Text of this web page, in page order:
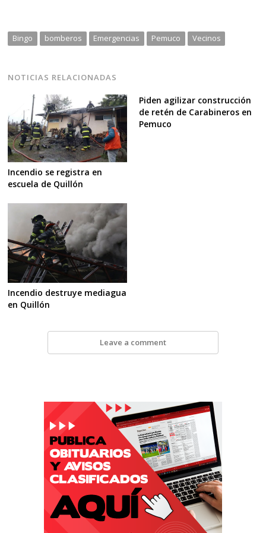
Bingo bomberos Emergencias Pemuco Vecinos
NOTICIAS RELACIONADAS
Incendio se registra en
escuela de Quillón
Piden agilizar construcción
de retén de Carabineros en
Pemuco
Incendio destruye mediagua
en Quillón
Leave a comment